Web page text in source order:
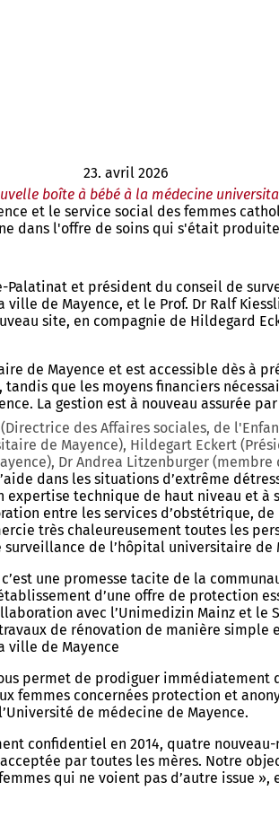
23. avril 2026
boîte à bébé à la médecine
et le service social des femmes
dans l'offre de soins qui s'était
et président du conseil de
de Mayence, et le Prof. Dr Ralf
site, en compagnie de Hildegard
Mayence et est accessible dès à
que les moyens financiers
La gestion est à nouveau assurée
des Affaires sociales, de
de Mayence), Hildegart Eckert
Dr Andrea Litzenburger
dans les situations d’extrême
technique de haut niveau et
entre les services d’obstétrique,
très chaleureusement toutes les
de l’hôpital universitaire de
une promesse tacite de la
d’une offre de protection
avec l’Unimedizin Mainz et
de rénovation de manière
ville de Mayence
permet de prodiguer immédiatement
femmes concernées protection et
de médecine de Mayence.
confidentiel en 2014, quatre
par toutes les mères. Notre
qui ne voient pas d’autre issue